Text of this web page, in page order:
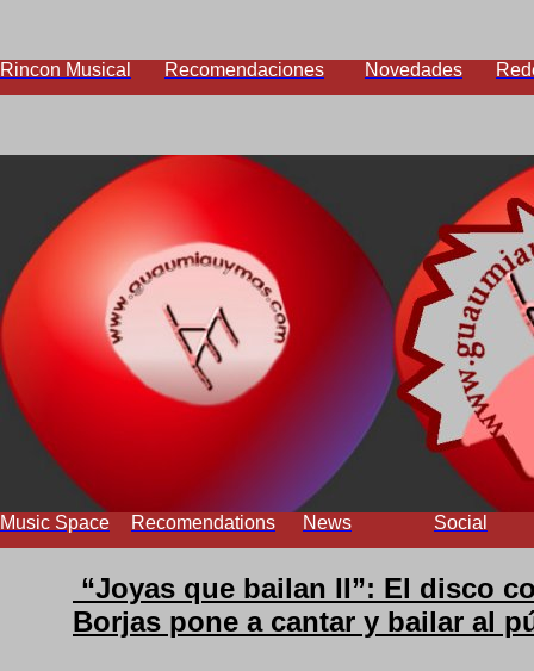
Rincon Musical Recomendaciones Novedades
Music Space Recomendations News Social
“Joyas que bailan II”: El disco
Borjas pone a cantar y bailar al